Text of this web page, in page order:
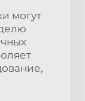
могут